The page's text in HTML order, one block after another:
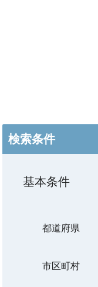
検索条件
基本条件
都道府県
市区町村